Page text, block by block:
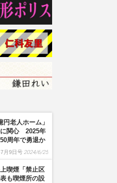
老人ホーム」
に関心 2025年
周年で勇退か
月9日号 2024/6/25
喫煙「禁止区
も喫煙所の設